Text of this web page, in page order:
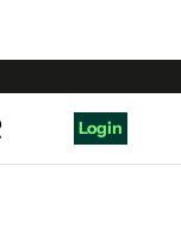
Login